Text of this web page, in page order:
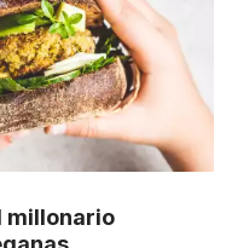
millonario